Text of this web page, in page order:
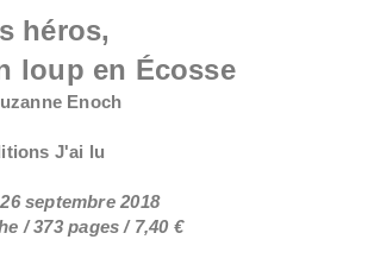
héros,
loup en Écosse
Enoch
J'ai lu
septembre 2018
/ 373 pages / 7,40 €